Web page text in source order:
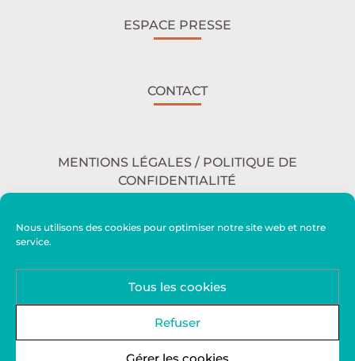
Nous utilisons des cookies pour optimiser notre site web et notre
service.
Tous les cookies
Refuser
Gérer les cookies
ESPACE PRESSE
CONTACT
MENTIONS LÉGALES / POLITIQUE DE
CONFIDENTIALITÉ